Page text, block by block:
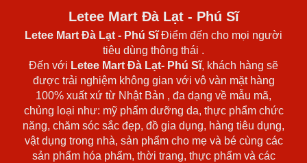
Letee Mart Đà Lạt - Phú Sĩ
Letee Mart Đà Lạt - Phú SĩĐiểm đến cho mọi người
tiêu dùng thông thái .
Đến với Letee Mart Đà Lạt- Phú Sĩ, khách hàng sẽ
được trải nghiệm không gian với vô vàn mặt hàng
100% xuất xứ từ Nhật Bản , đa dạng về mẫu mã,
chủng loại như: mỹ phẩm dưỡng da, thực phẩm chức
năng, chăm sóc sắc đẹp, đồ gia dụng, hàng tiêu dụng,
vật dụng trong nhà, sản phẩm cho mẹ và bé cùng các
sản phẩm hóa phẩm, thời trang, thực phẩm và các